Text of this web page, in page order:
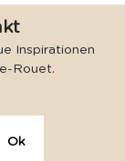
Inspirationen
Rouet.